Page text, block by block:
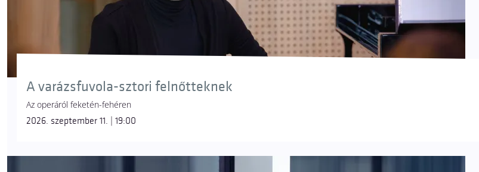
A varázsfuvola-sztori felnőtteknek
Az operáról feketén-fehéren
2026. szeptember 11. | 19:00